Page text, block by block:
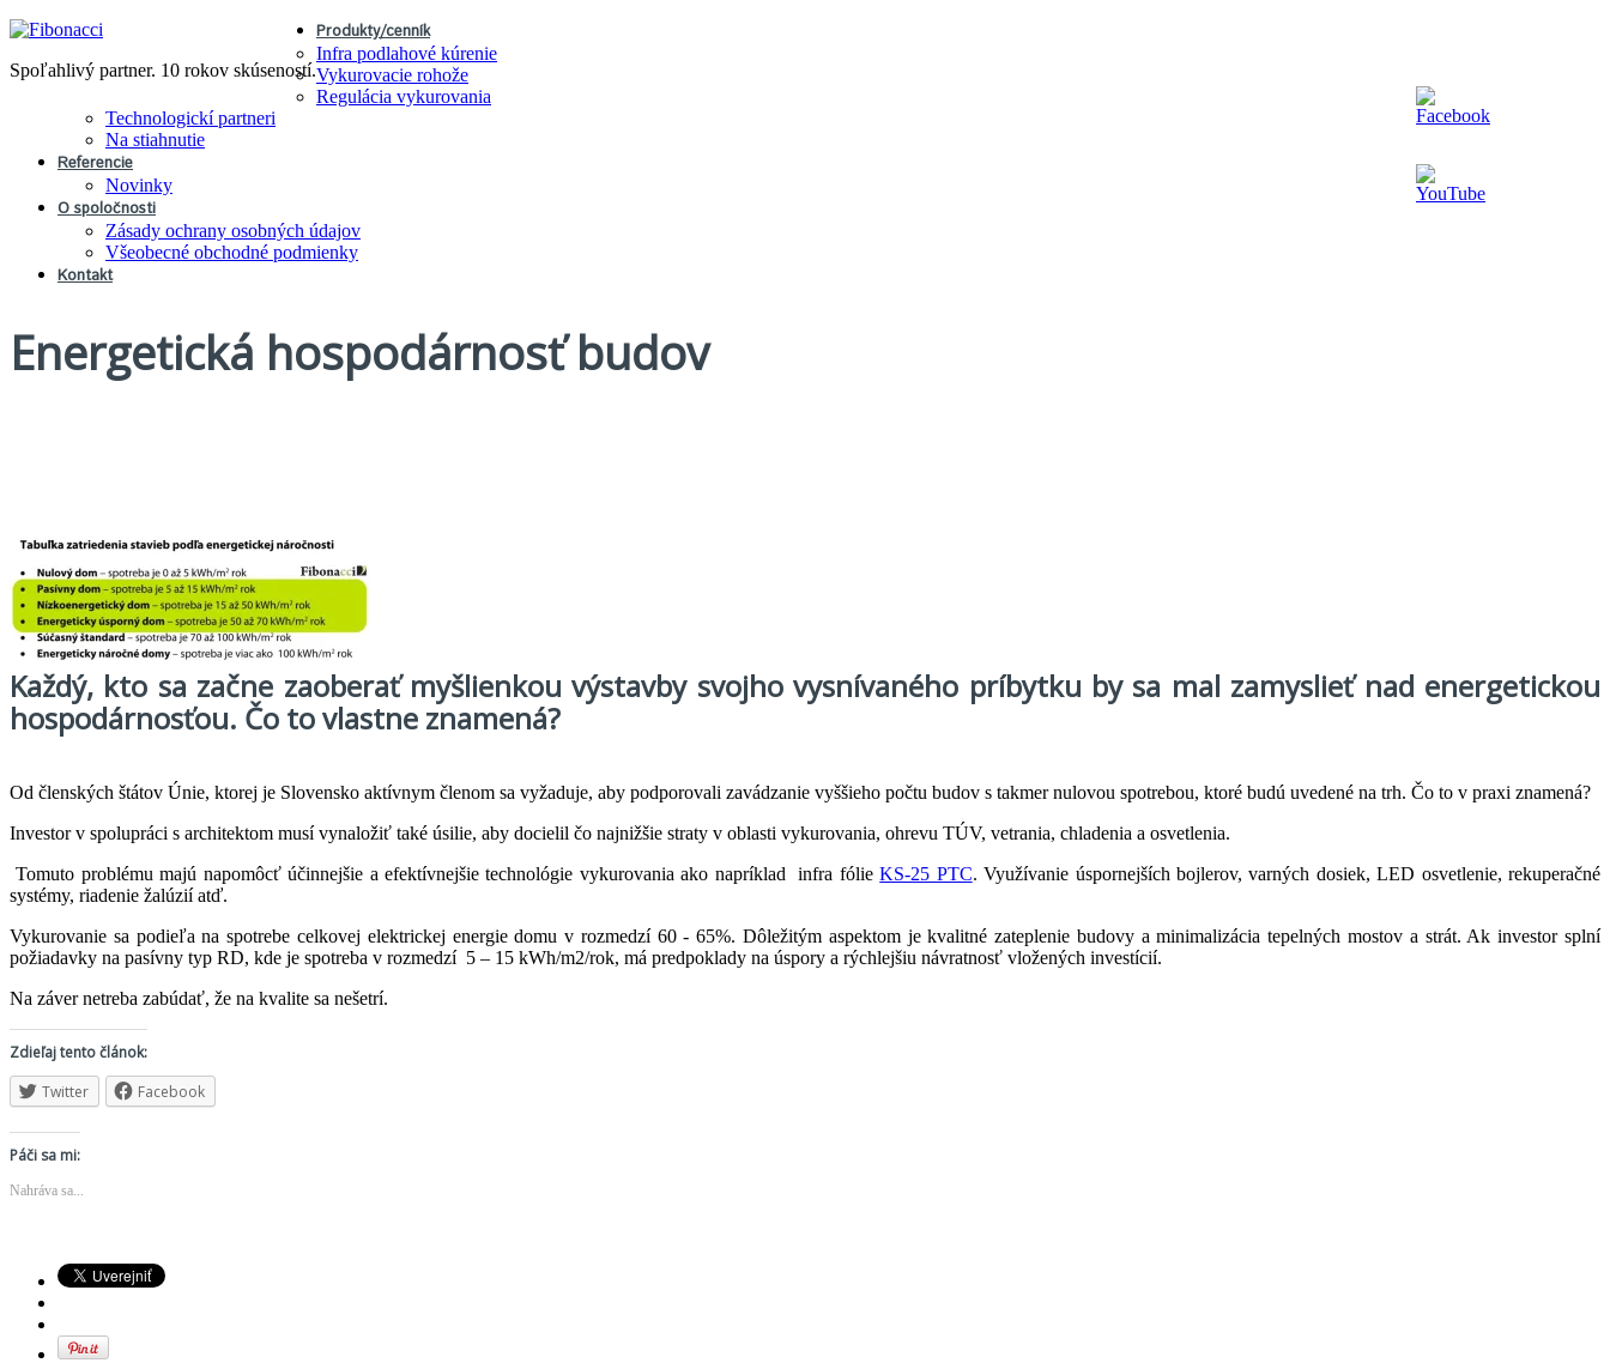
Spoľahlivý partner. 10 rokov skúseností.
Produkty/cenník
Infra podlahové kúrenie
Vykurovacie rohože
Regulácia vykurovania
Technologickí partneri
Na stiahnutie
Referencie
Novinky
O spoločnosti
Zásady ochrany osobných údajov
Všeobecné obchodné podmienky
Kontakt
Energetická hospodárnosť budov
Každý, kto sa začne zaoberať myšlienkou výstavby svojho vysnívaného príbytku by sa mal zamyslieť nad energetickou
hospodárnosťou. Čo to vlastne znamená?
Od členských štátov Únie, ktorej je Slovensko aktívnym členom sa vyžaduje, aby podporovali zavádzanie vyššieho počtu budov s takmer nulovou spotrebou, ktoré budú uvedené na trh. Čo to v praxi znamená?
Investor v spolupráci s architektom musí vynaložiť také úsilie, aby docielil čo najnižšie straty v oblasti vykurovania, ohrevu TÚV, vetrania, chladenia a osvetlenia.
Tomuto problému majú napomôcť účinnejšie a efektívnejšie technológie vykurovania ako napríklad infra fólieKS-25 PTC. Využívanie úspornejších bojlerov, varných dosiek, LED osvetlenie, rekuperačné
systémy, riadenie žalúzií atď.
Vykurovanie sa podieľa na spotrebe celkovej elektrickej energie domu v rozmedzí 60 - 65%. Dôležitým aspektom je kvalitné zateplenie budovy a minimalizácia tepelných mostov a strát. Ak investor splní
požiadavky na pasívny typ RD, kde je spotreba v rozmedzí 5 – 15 kWh/m2/rok, má predpoklady na úspory a rýchlejšiu návratnosť vložených investícií.
Na záver netreba zabúdať, že na kvalite sa nešetrí.
Zdieľaj tento článok:
Twitter
Facebook
Páči sa mi:
Nahráva sa...